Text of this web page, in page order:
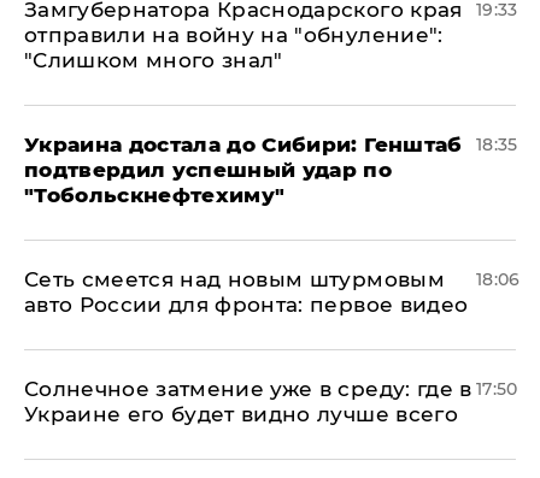
Замгубернатора Краснодарского края
отправили на войну на "обнуление":
"Слишком много знал"
19:33
Украина достала до Сибири: Генштаб
подтвердил успешный удар по
"Тобольскнефтехиму"
18:35
Сеть смеется над новым штурмовым
авто России для фронта: первое видео
18:06
​Солнечное затмение уже в среду: где в
Украине его будет видно лучше всего
17:50